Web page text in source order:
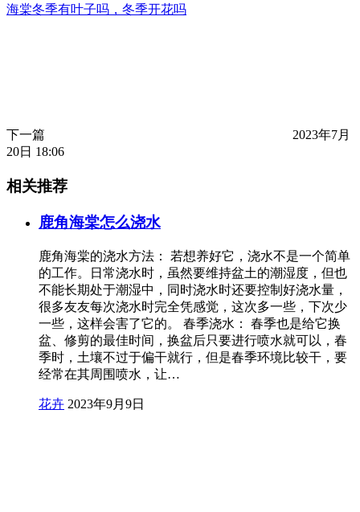
海棠冬季有叶子吗，冬季开花吗
下一篇
2023年7月
20日 18:06
相关推荐
鹿角海棠怎么浇水
鹿角海棠的浇水方法： 若想养好它，浇水不是一个简单
的工作。日常浇水时，虽然要维持盆土的潮湿度，但也
不能长期处于潮湿中，同时浇水时还要控制好浇水量，
很多友友每次浇水时完全凭感觉，这次多一些，下次少
一些，这样会害了它的。 春季浇水： 春季也是给它换
盆、修剪的最佳时间，换盆后只要进行喷水就可以，春
季时，土壤不过于偏干就行，但是春季环境比较干，要
经常在其周围喷水，让…
花卉 2023年9月9日